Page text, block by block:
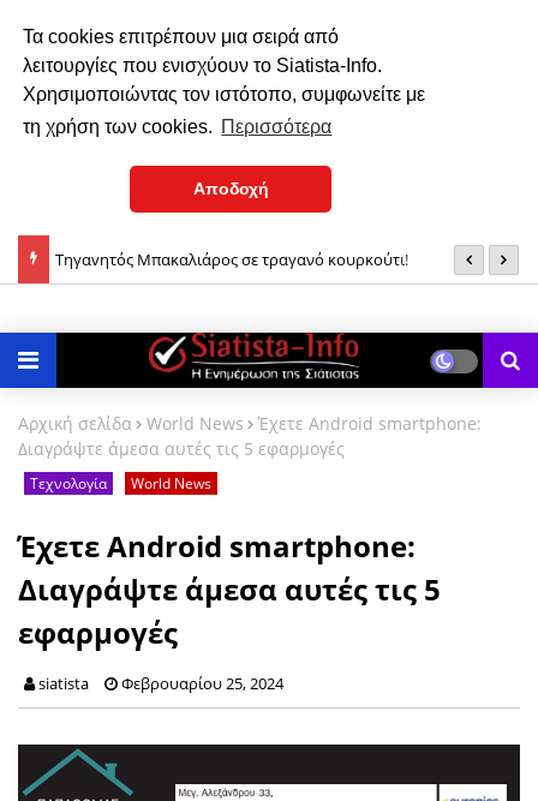
Τα cookies επιτρέπουν μια σειρά από
λειτουργίες που ενισχύουν το Siatista-Info.
Χρησιμοποιώντας τον ιστότοπο, συμφωνείτε με
τη χρήση των cookies. Περισσότερα
Αποδοχή
Ανακοίνωση ΣΕΕΕΝ για τις απολύσεις στο ορυχείο Νότιο Πεδίο
Αρχική σελίδα World News
Έχετε Android smartphone:
Διαγράψτε άμεσα αυτές τις 5 εφαρμογές
Τεχνολογία World News
Έχετε Android smartphone:
Διαγράψτε άμεσα αυτές τις 5
εφαρμογές
siatista Φεβρουαρίου 25, 2024